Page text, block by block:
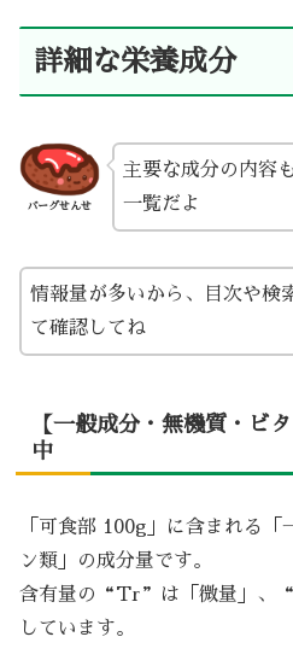
詳細な栄養成分
バーグせんせ
主要な成分の内容
一覧だよ
情報量が多いから、目次や検
て確認してね
【一般成分・無機質・ビ
中
「可食部 100g」に含まれる「
ン類」の成分量です。
含有量の“Tr”は「微量」、
しています。